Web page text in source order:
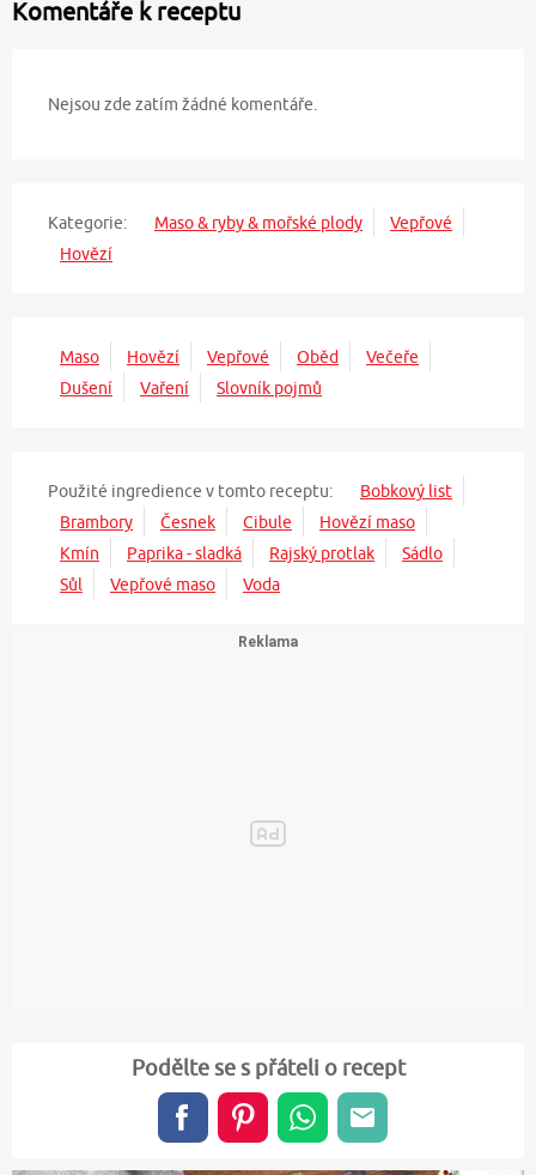
Komentáře k receptu
Nejsou zde zatím žádné komentáře.
Kategorie: Maso & ryby & mořské plody
Vepřové
Hovězí
Maso Hovězí Vepřové Oběd
Večeře
Dušení
Vaření Slovník pojmů
Použité ingredience v tomto receptu:
Bobkový list
Brambory
Česnek Cibule
Hovězí maso
Kmín
Paprika - sladká Rajský protlak
Sádlo
Sůl
Vepřové maso Voda
Podělte se s přáteli o recept